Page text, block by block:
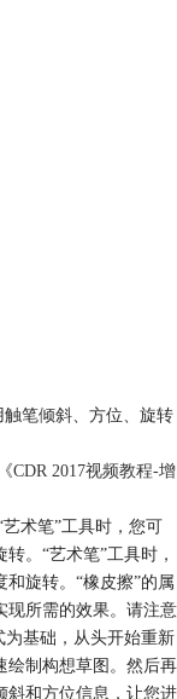
笔倾斜、方位、旋转
《CDR 2017视频教程-增
术笔”工具时，您可
。“艺术笔”工具时，
旋转。“橡皮擦”的属
现所需的效果。请注意
为基础，从头开始重新
绘制构想草图。然后再
斜和方位信息，让您进